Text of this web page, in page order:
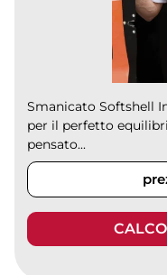
Smanicato Softshell
per il perfetto
pensato...